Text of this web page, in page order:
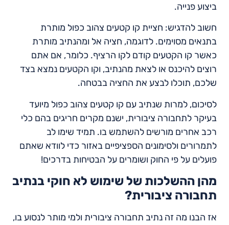
ביצוע פנייה.
חשוב להדגיש: חציית קו קטעים צהוב כפול מותרת
בתנאים מסוימים. לדוגמה, חציה אל ומהנתיב מותרת
כאשר קו הקטעים קודם לקו הרציף. כלומר, אם אתם
רוצים להיכנס או לצאת מהנתיב, וקו הקטעים נמצא בצד
שלכם, תוכלו לבצע את החציה בבטחה.
לסיכום, למרות שנתיב עם קו קטעים צהוב כפול מיועד
בעיקר לתחבורה ציבורית, ישנם מקרים חריגים בהם כלי
רכב אחרים מורשים להשתמש בו. תמיד שימו לב
לתמרורים ולסימונים הספציפיים באזור כדי לוודא שאתם
פועלים על פי החוק ושומרים על הבטיחות בדרכים!
מהן ההשלכות של שימוש לא חוקי בנתיב
תחבורה ציבורית?
אז הבנו מה זה נתיב תחבורה ציבורית ולמי מותר לנסוע בו,